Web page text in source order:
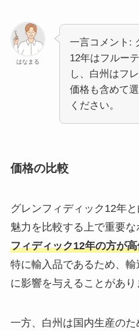
はなまる
一言コメント:
12年はフルー
し、白州はフ
価格も含めて
ください。
価格の比較
グレンフィディック12年
魅力を比較する上で重要な
フィディック12年の方が
特に輸入品であるため、
に影響を与えることがあり
一方、白州は国内生産の